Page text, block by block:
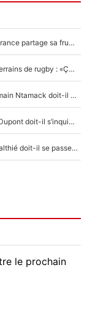
Mis de côté par Fabien Galthié, un joueur du XV de France partage sa frustration : «ils ne me l’ont pas dit tout de suite»
La raison d'être de Matthieu Jalibert en dehors des terrains de rugby : «Ça m'atteint autant que si tu touches à un membre de ma famille»
XV de France - Matthieu Jalibert a tout changé : Romain Ntamack doit-il s’inquiéter pour sa place à un an de la Coupe du monde ?
«Le XV de France est meilleur avec Lucu» : Antoine Dupont doit-il s’inquiéter pour sa place ?
Le XV de France a trouvé son remplaçant : Fabien Galthié doit-il se passer d'Antoine Dupont ?
le prochain